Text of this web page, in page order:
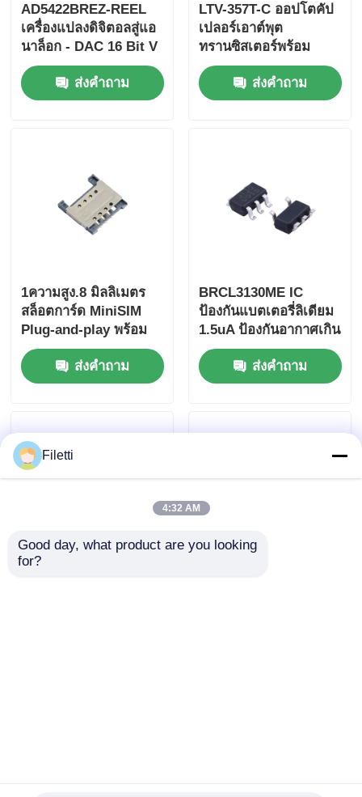
AD5422BREZ-REEL
เครื่องแปลงดิจิตอลสู่แอ
นาล็อก - DAC 16 Bit V
I Out DAC
ส่งคำถาม
LTV-357T-C ออปโตคัป
เปลอร์เอาต์พุต
ทรานซิสเตอร์พร้อม
อัตราส่วนการถ่ายโอน
กระแส 200-400%, แรง
ดันไฟฟ้าแยก
ส่งคำถาม
1ความสูง.8 มิลลิเมตร
สล็อตการ์ด MiniSIM
Plug-and-play พร้อม
โลหะ Shell แบบขยาย
สําหรับการเชื่อมต่อที่
ปลอดภัย
ส่งคำถาม
BRCL3130ME IC
ป้องกันแบตเตอรี่ลิเดียม
1.5uA ป้องกันอากาศเกิน
อากาศด้วยกระแสสแตต
ติกในกล่อง SOT23-5
ส่งคำถาม
Filetti
4:32 AM
Good day, what product are you looking
for?